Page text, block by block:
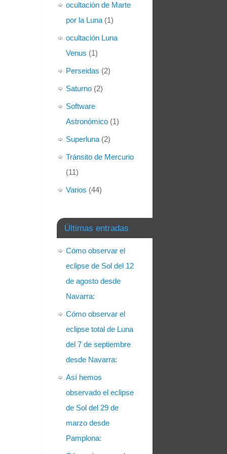
ocultación de Marte
por la Luna (1)
ocultación Luna
Venus (1)
Perseidas (2)
Saturno (2)
Software
Astronómico (1)
Superluna (2)
Tránsito de Mercurio
(11)
Varios (44)
Últimas entradas
Cómo observar el
eclipse de Sol del 12
de agosto desde
Navarra:
Cómo observar el
eclipse total de Luna
del 7 de septiembre
desde Navarra:
Así hemos
observado el eclipse
de Sol del 29 de
marzo desde
Pamplona: